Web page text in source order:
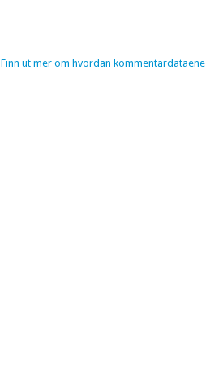
Finn ut mer om hvordan kommentardataene